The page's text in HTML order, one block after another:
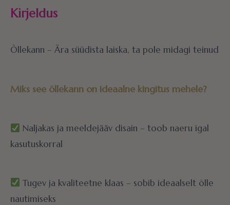
Kirjeldus
Õllekann – Ära süüdista laiska, ta pole midagi teinud
Miks see õllekann on ideaalne kingitus mehele?
Naljakas ja meeldejääv disain – toob naeru igal
kasutuskorral
Tugev ja kvaliteetne klaas – sobib ideaalselt õlle
nautimiseks